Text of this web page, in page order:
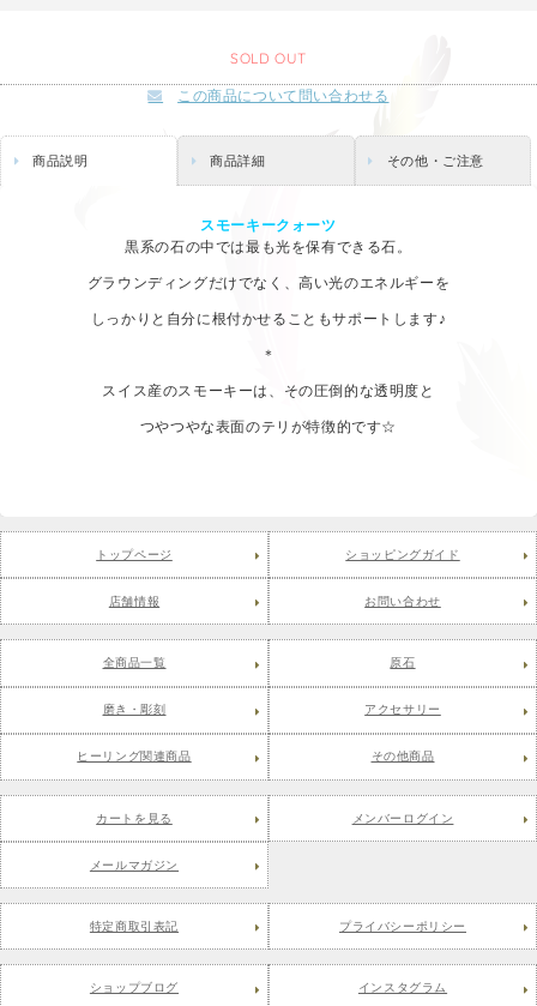
SOLD OUT
この商品について問い合わせる
商品説明 商品詳細 その他・ご注意
スモーキークォーツ
黒系の石の中では最も光を保有できる石。
グラウンディングだけでなく、高い光のエネルギーを
しっかりと自分に根付かせることもサポートします♪
＊
スイス産のスモーキーは、その圧倒的な透明度と
つやつやな表面のテリが特徴的です☆
トップページ ショッピングガイド
店舗情報 お問い合わせ
全商品一覧 原石
磨き・彫刻 アクセサリー
ヒーリング関連商品 その他商品
カートを見る メンバーログイン
メールマガジン
特定商取引表記 プライバシーポリシー
ショップブログ インスタグラム